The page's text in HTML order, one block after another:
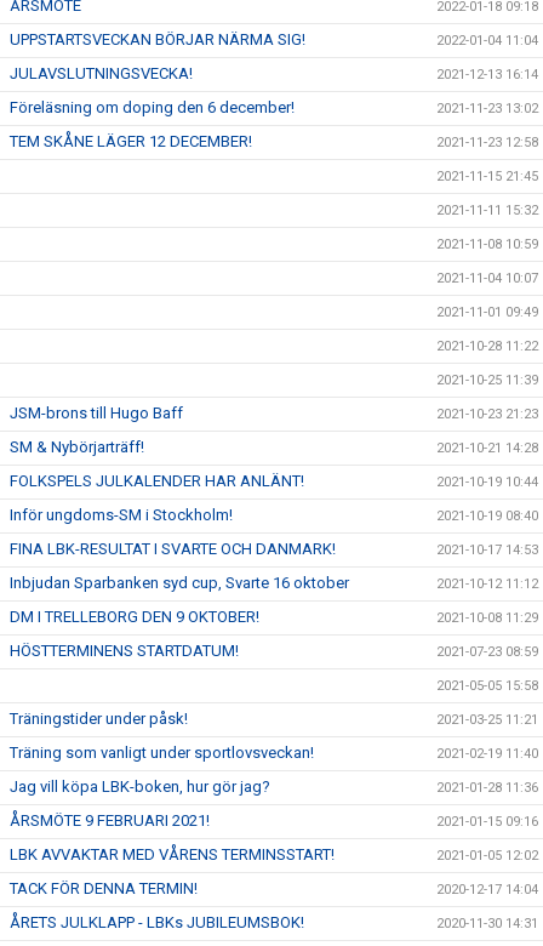
ÅRSMÖTE 2022-01-18 09:18
UPPSTARTSVECKAN BÖRJAR NÄRMA SIG! 2022-01-04 11:04
JULAVSLUTNINGSVECKA! 2021-12-13 16:14
Föreläsning om doping den 6 december! 2021-11-23 13:02
TEM SKÅNE LÄGER 12 DECEMBER! 2021-11-23 12:58
2021-11-15 21:45
2021-11-11 15:32
2021-11-08 10:59
2021-11-04 10:07
2021-11-01 09:49
2021-10-28 11:22
2021-10-25 11:39
JSM-brons till Hugo Baff 2021-10-23 21:23
SM & Nybörjarträff! 2021-10-21 14:28
FOLKSPELS JULKALENDER HAR ANLÄNT! 2021-10-19 10:44
Inför ungdoms-SM i Stockholm! 2021-10-19 08:40
FINA LBK-RESULTAT I SVARTE OCH DANMARK! 2021-10-17 14:53
Inbjudan Sparbanken syd cup, Svarte 16 oktober 2021-10-12 11:12
DM I TRELLEBORG DEN 9 OKTOBER! 2021-10-08 11:29
HÖSTTERMINENS STARTDATUM! 2021-07-23 08:59
2021-05-05 15:58
Träningstider under påsk! 2021-03-25 11:21
Träning som vanligt under sportlovsveckan! 2021-02-19 11:40
Jag vill köpa LBK-boken, hur gör jag? 2021-01-28 11:36
ÅRSMÖTE 9 FEBRUARI 2021! 2021-01-15 09:16
LBK AVVAKTAR MED VÅRENS TERMINSSTART! 2021-01-05 12:02
TACK FÖR DENNA TERMIN! 2020-12-17 14:04
ÅRETS JULKLAPP - LBKs JUBILEUMSBOK! 2020-11-30 14:31